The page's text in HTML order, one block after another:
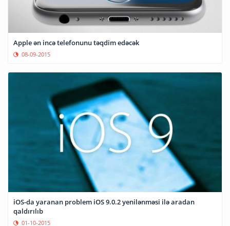
Apple ən incə telefonunu təqdim edəcək
08-09-2015
iOS-da yaranan problem iOS 9.0.2 yenilənməsi ilə aradan
qaldırılıb
01-10-2015